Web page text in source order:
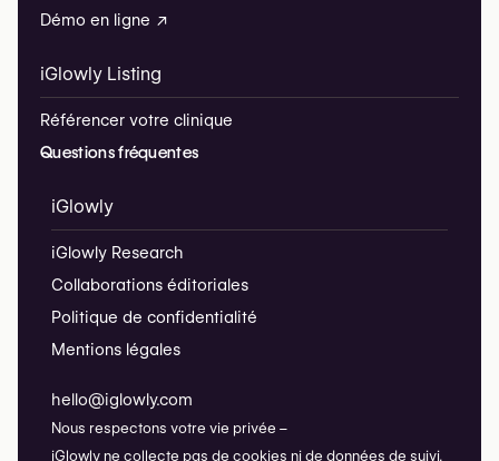
Démo en ligne ↗
iGlowly Listing
Référencer votre clinique
Questions fréquentes
iGlowly
iGlowly Research
Collaborations éditoriales
Politique de confidentialité
Mentions légales
hello@iglowly.com
Nous respectons votre vie privée –
iGlowly ne collecte pas de cookies ni de données de suivi.